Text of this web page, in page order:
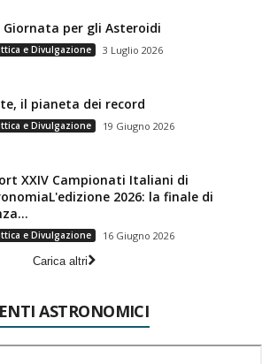
Giornata per gli Asteroidi
e Divulgazione 3 Luglio 2026
il pianeta dei record
e Divulgazione 19 Giugno 2026
XXIV Campionati Italiani di
2026: la finale di
e Divulgazione
16 Giugno 2026
Carica altri
ASTRONOMICI